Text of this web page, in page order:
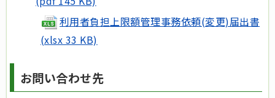
利用者負担上限額管理事務依頼(変更)届出書
(xlsx 33 KB)
お問い合わせ先